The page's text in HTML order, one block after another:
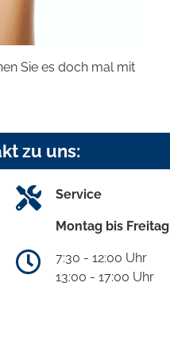
Sie es doch mal mit
zu uns:
Service
Montag bis Freitag
7:30 - 12:00 Uhr
13:00 - 17:00 Uhr